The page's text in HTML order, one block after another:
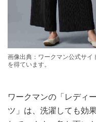
画像出典：ワークマン公式サ
を得ています。
ワークマンの「レディ
ツ」は、洗濯しても効